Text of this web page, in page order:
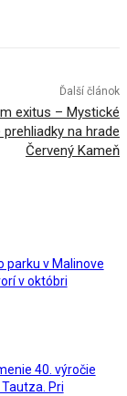
Ďalší článok
exitus – Mystické
na hrade
Červený Kameň
parku v Malinove
v októbri
40. výročie
Pri